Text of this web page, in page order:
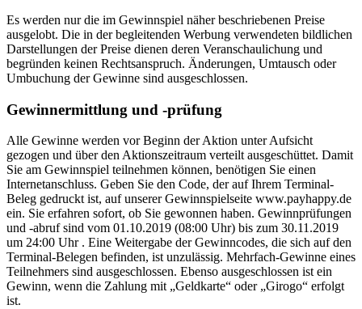
Es werden nur die im Gewinnspiel näher beschriebenen Preise
ausgelobt. Die in der begleitenden Werbung verwendeten bildlichen
Darstellungen der Preise dienen deren Veranschaulichung und
begründen keinen Rechtsanspruch. Änderungen, Umtausch oder
Umbuchung der Gewinne sind ausgeschlossen.
Gewinnermittlung und -prüfung
Alle Gewinne werden vor Beginn der Aktion unter Aufsicht
gezogen und über den Aktionszeitraum verteilt ausgeschüttet. Damit
Sie am Gewinnspiel teilnehmen können, benötigen Sie einen
Internetanschluss. Geben Sie den Code, der auf Ihrem Terminal-
Beleg gedruckt ist, auf unserer Gewinnspielseite www.payhappy.de
ein. Sie erfahren sofort, ob Sie gewonnen haben. Gewinnprüfungen
und -abruf sind vom 01.10.2019 (08:00 Uhr) bis zum 30.11.2019
um 24:00 Uhr . Eine Weitergabe der Gewinncodes, die sich auf den
Terminal-Belegen befinden, ist unzulässig. Mehrfach-Gewinne eines
Teilnehmers sind ausgeschlossen. Ebenso ausgeschlossen ist ein
Gewinn, wenn die Zahlung mit „Geldkarte“ oder „Girogo“ erfolgt
ist.